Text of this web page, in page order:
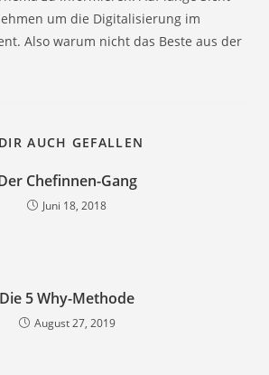
um die Digitalisierung im
Also warum nicht das Beste aus der
AUCH GEFALLEN
Chefinnen-Gang
Juni 18, 2018
Die 5 Why-Methode
August 27, 2019